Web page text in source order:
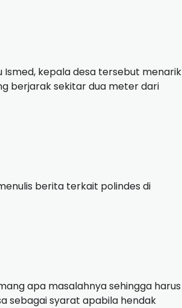
kepala desa tersebut menarik
berjarak sekitar dua meter dari
berita terkait polindes di
apa masalahnya sehingga harus
sebagai syarat apabila hendak